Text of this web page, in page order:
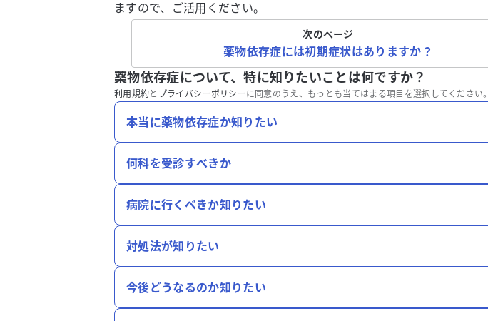
ますので、ご活用ください。
次のページ
薬物依存症には初期症状はありますか？
薬物依存症について、特に知りたいことは何ですか？
利用規約と プライバシーポリシー に同意のうえ、もっとも当てはまる項目を選択してください。
本当に薬物依存症か知りたい
何科を受診すべきか
病院に行くべきか知りたい
対処法が知りたい
今後どうなるのか知りたい